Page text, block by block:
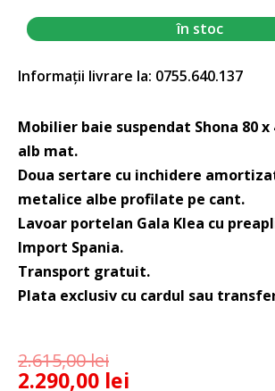
în stoc
Informații livrare la: 0755.640.137
Mobilier baie suspendat Shona 80
alb mat.
Doua sertare cu inchidere
metalice albe profilate pe cant.
Lavoar portelan Gala Klea cu
Import Spania.
Transport gratuit.
Plata exclusiv cu cardul sau
2.615,00lei
2.290,00 lei